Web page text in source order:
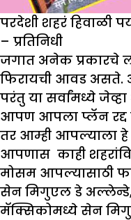
परदेशी शहरं हिवाळी
– प्रतिनिधी
जगात अनेक प्रकारचे
फिरायची आवड असते.
परंतु या सर्वांमध्ये
आपण आपला प्लॅन रद्द
तर आम्ही आपल्याला
आपणास काही
मोसम आपल्यासाठी
सेन मिगुएल डे अल्लेन्डे
मॅक्सिकोमध्ये सेन